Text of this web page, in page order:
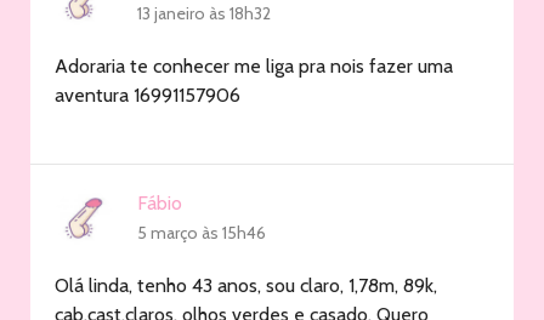
13 janeiro às 18h32
Adoraria te conhecer me liga pra nois fazer uma
aventura 16991157906
Fábio
5 março às 15h46
Olá linda, tenho 43 anos, sou claro, 1,78m, 89k,
cab.cast.claros, olhos verdes e casado. Quero